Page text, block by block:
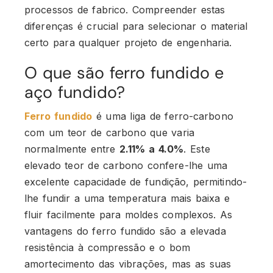
processos de fabrico. Compreender estas
diferenças é crucial para selecionar o material
certo para qualquer projeto de engenharia.
O que são ferro fundido e
aço fundido?
Ferro fundidoé uma liga de ferro-carbono
com um teor de carbono que varia
normalmente entre 2.11% a 4.0%. Este
elevado teor de carbono confere-lhe uma
excelente capacidade de fundição, permitindo-
lhe fundir a uma temperatura mais baixa e
fluir facilmente para moldes complexos. As
vantagens do ferro fundido são a elevada
resistência à compressão e o bom
amortecimento das vibrações, mas as suas